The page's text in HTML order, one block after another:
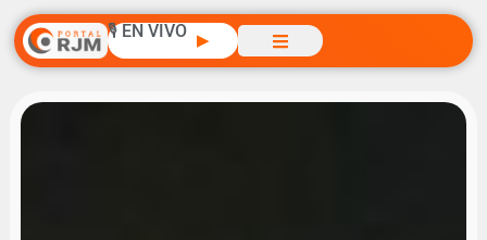
🎙️ EN VIVO ▶